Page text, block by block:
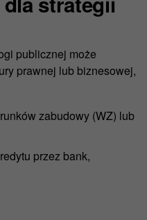
publicznej może
prawnej lub biznesowej,
zabudowy (WZ) lub
przez bank,